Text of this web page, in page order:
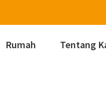
Rumah Tentang